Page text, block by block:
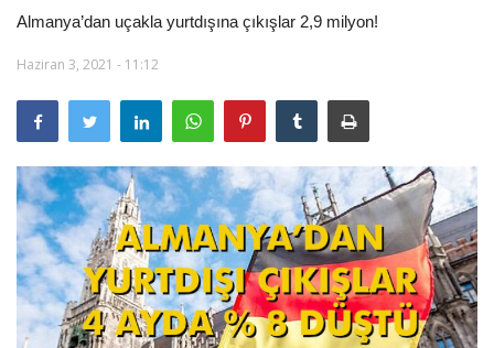
Halil ÖNCÜ kimdir?
KVKK Aydınlatma Metni
Haberler
Görüntülü
Araştırma - İnceleme
Almanya’dan uçakla yurtdışına çıkışlar 2,9 milyon!
Haziran 3, 2021 - 11:12